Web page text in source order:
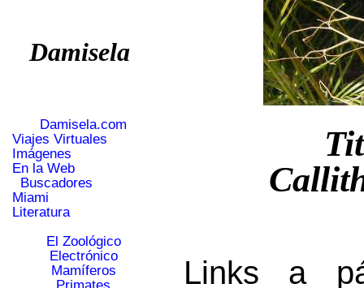
Damisela
Damisela.com
Viajes Virtuales
Imágenes
En la Web
Buscadores
Miami
Literatura
El Zoológico
Electrónico
Mamíferos
Links a